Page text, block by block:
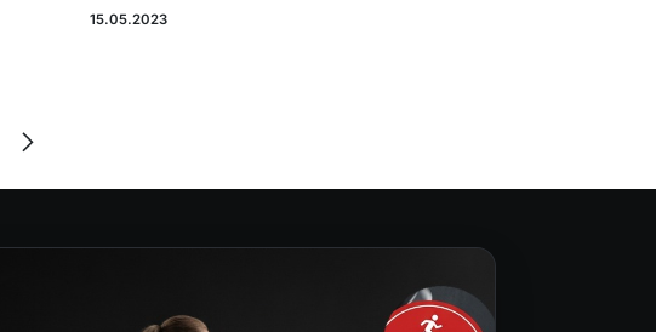
15.05.2023